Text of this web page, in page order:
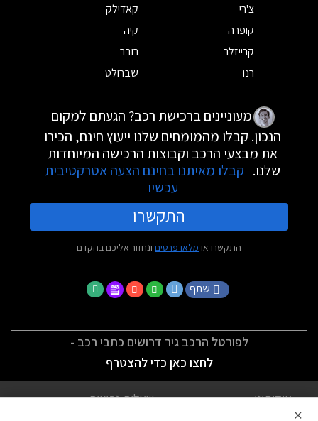
צ'רי
קאדילק
קופרה
קיה
קרייזלר
רובר
רנו
שברולט
מעוניינים ברכישת רכב? הגעתם למקום
הנכון. קבלו מהמומחים שלנו ייעוץ חינם, הכירו
את מבצעי הרכב וקבוצות הרכישה המיוחדות
שלנו. קבלו מאיתנו בחינם הצעה אטרקטיבית
עכשיו
התקשרו
התקשרו או מלאו פרטים ונחזור אליכם בהקדם
שתף
לפורטל הרכב גיר דרושים כתבי רכב -
לחצו כאן כדי להצטרף
אודותינו
שאלות נפוצות
×